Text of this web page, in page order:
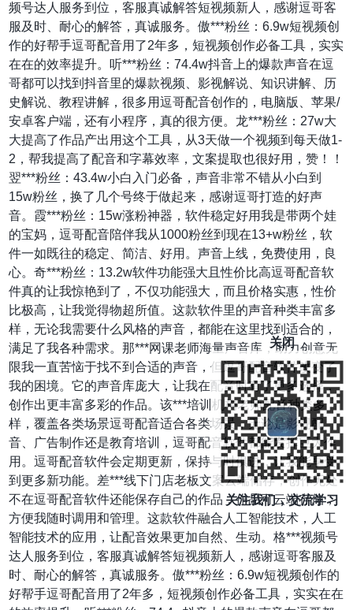
频号达人服务到位，客服真诚解答短视频新人，感谢逗哥客
服及时、耐心的解答，真诚服务。傲***粉丝：6.9w短视频创
作的好帮手逗哥配音用了2年多，短视频创作必备工具，实实
在在的效率提升。听***粉丝：74.4w抖音上的爆款声音在逗
哥都可以找到抖音里的爆款视频、影视解说、知识讲解、历
史解说、教程讲解，很多用逗哥配音创作的，电脑版、苹果/
安卓客户端，还有小程序，真的很方便。龙***粉丝：27w大
大提高了作品产出用这个工具，从3天做一个视频到每天做1-
2，帮我提高了配音和字幕效率，文案提取也很好用，赞！！
翌***粉丝：43.4w小白入门必备，声音非常不错从小白到
15w粉丝，换了几个号终于做起来，感谢逗哥打造的好声
音。霞***粉丝：15w涨粉神器，软件稳定好用我是带两个娃
的宝妈，逗哥配音陪伴我从1000粉丝到现在13+w粉丝，软
件一如既往的稳定、简洁、好用。声音上线，免费使用，良
心。奇***粉丝：13.2w软件功能强大且性价比高逗哥配音软
件真的让我惊艳到了，不仅功能强大，而且价格实惠，性价
比极高，让我觉得物超所值。这款软件里的声音种类丰富多
样，无论我需要什么风格的声音，都能在这里找到适合的，
满足了我各种需求。那***网课老师海量声音库，助力创意无
限我一直苦恼于找不到合适的声音，但逗哥配音软件改变了
我的困境。它的声音库庞大，让我在配音时有了更多选择，
创作出更丰富多彩的作品。该***培训机构老师配音种类多
样，覆盖各类场景逗哥配音适合各类场景，无论是影视配
音、广告制作还是教育培训，逗哥配音软件都能发挥巨大作
用。逗哥配音软件会定期更新，保持与时俱进，让我能享受
到更多新功能。差***线下门店老板文案云端储存，创作无处
不在逗哥配音软件还能保存自己的作品，作品可云端存储，
方便我随时调用和管理。这款软件融合人工智能技术，人工
智能技术的应用，让配音效果更加自然、生动。格***视频号
达人服务到位，客服真诚解答短视频新人，感谢逗哥客服及
时、耐心的解答，真诚服务。傲***粉丝：6.9w短视频创作的
好帮手逗哥配音用了2年多，短视频创作必备工具，实实在在
关闭
关注我们，交流学习